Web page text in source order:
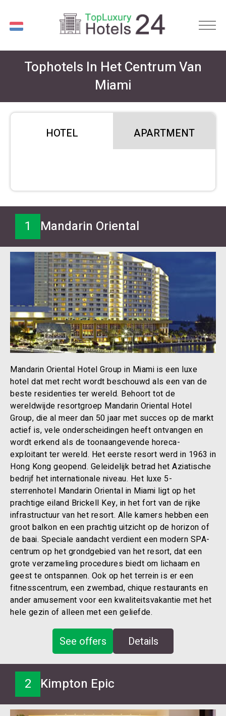
Tophotels In Het Centrum Van
Miami
HOTEL APARTMENT
1 Mandarin Oriental
Mandarin Oriental Hotel Group in Miami is een luxe
hotel dat met recht wordt beschouwd als een van de
beste residenties ter wereld. Behoort tot de
wereldwijde resortgroep Mandarin Oriental Hotel
Group, die al meer dan 50 jaar met succes op de markt
actief is, vele onderscheidingen heeft ontvangen en
wordt erkend als de toonaangevende horeca-
exploitant ter wereld. Het eerste resort werd in 1963 in
Hong Kong geopend. Geleidelijk betrad het Aziatische
bedrijf het internationale niveau. Het luxe 5-
sterrenhotel Mandarin Oriental in Miami ligt op het
prachtige eiland Brickell Key, in het fort van de rijke
infrastructuur van het resort. Alle kamers hebben een
groot balkon en een prachtig uitzicht op de horizon of
de baai. Speciale aandacht verdient een modern SPA-
centrum op het grondgebied van het resort, dat een
grote verzameling procedures biedt om lichaam en
geest te ontspannen. Ook op het terrein is er een
fitnesscentrum, een zwembad, chique restaurants en
ander amusement voor een kwaliteitsvakantie met het
hele gezin of alleen met een geliefde.
See offers Details
2 Kimpton Epic